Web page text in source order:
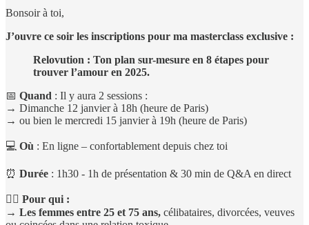
Bonsoir à toi,
J’ouvre ce soir les inscriptions pour ma masterclass exclusive :
Relovution : Ton plan sur-mesure en 8 étapes pour
trouver l’amour en 2025.
📅 Quand : Il y aura 2 sessions :
→ Dimanche 12 janvier à 18h (heure de Paris)
→ ou bien le mercredi 15 janvier à 19h (heure de Paris)
💻 Où : En ligne – confortablement depuis chez toi
⏰ Durée : 1h30 - 1h de présentation & 30 min de Q&A en direct
🙋‍♀️ Pour qui :
→ Les femmes entre 25 et 75 ans, célibataires, divorcées, veuves